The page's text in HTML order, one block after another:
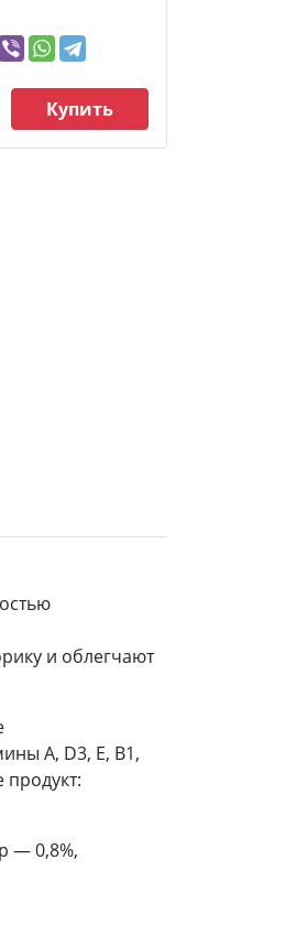
Купить
и облегчают
А, D3, Е, В1,
— 0,8%,